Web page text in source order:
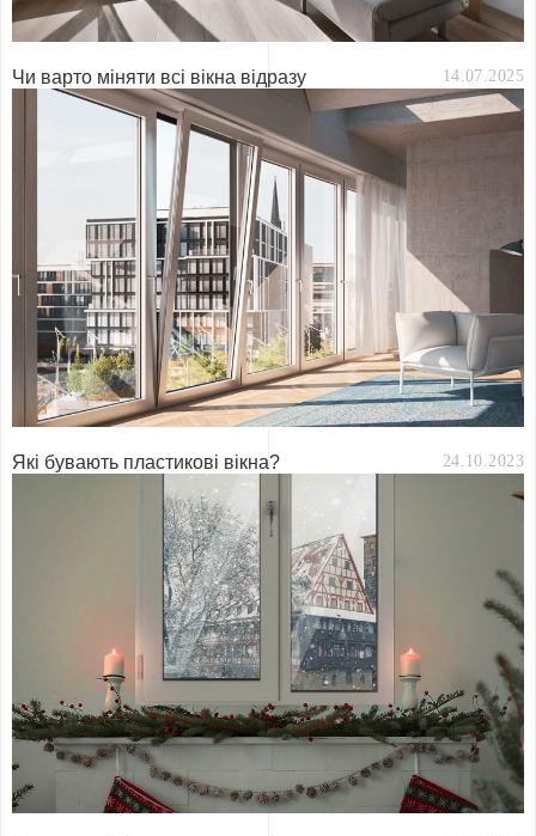
Чи варто міняти всі вікна відразу 14.07.2025
Які бувають пластикові вікна? 24.10.2023